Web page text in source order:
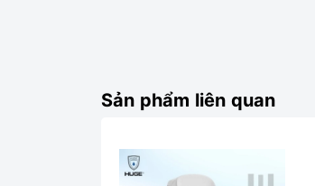
Sản phẩm liên quan